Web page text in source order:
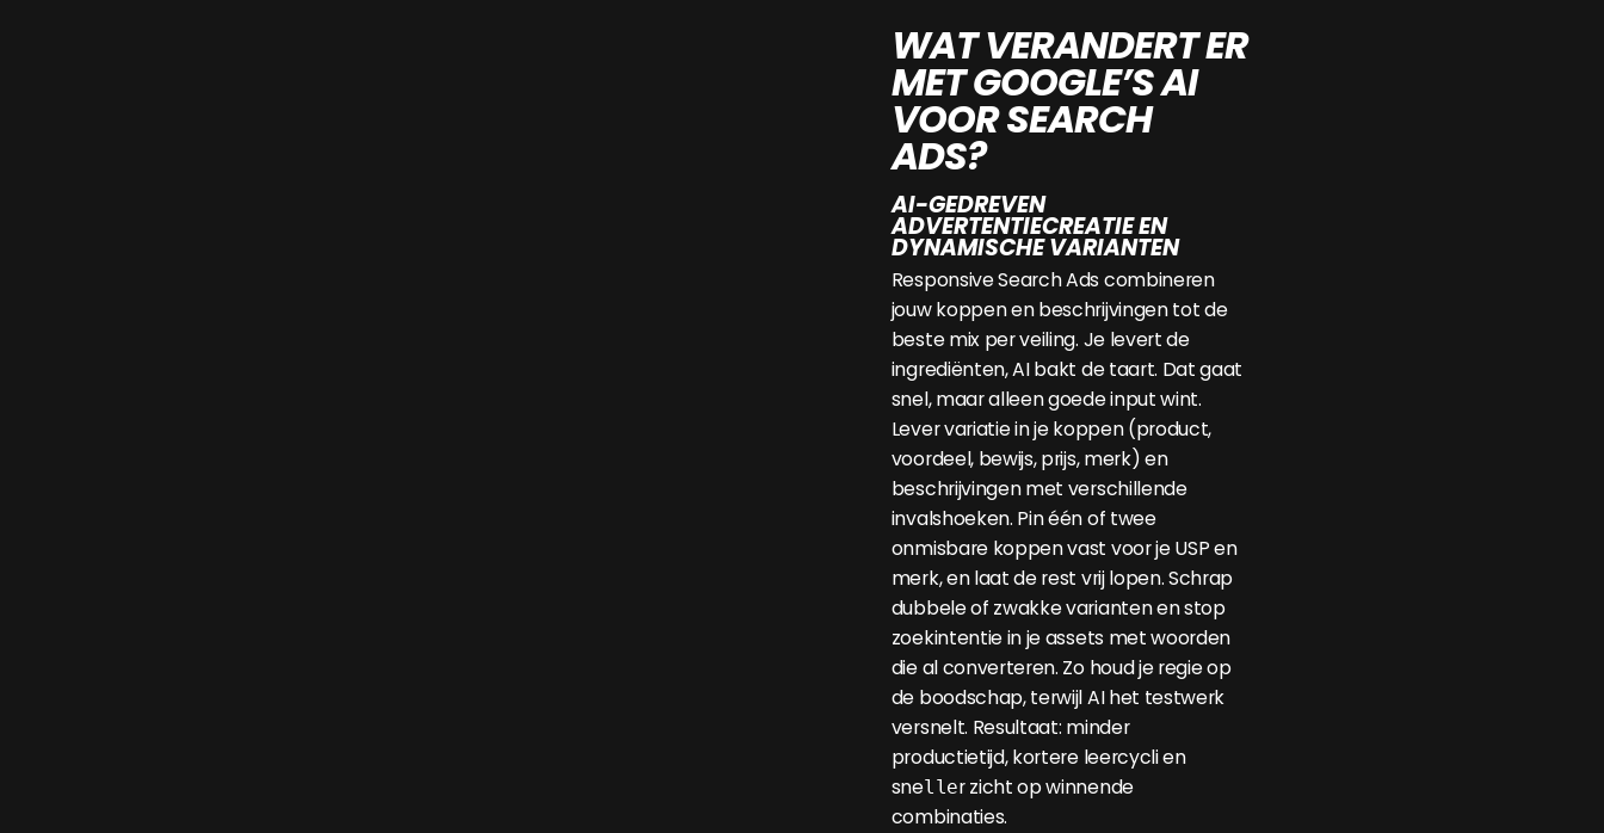
WAT VERANDERT ER
MET GOOGLE’S AI
VOOR SEARCH
ADS?
AI-GEDREVEN
ADVERTENTIECREATIE EN
DYNAMISCHE VARIANTEN
Responsive Search Ads combineren
jouw koppen en beschrijvingen tot de
beste mix per veiling. Je levert de
ingrediënten, AI bakt de taart. Dat gaat
snel, maar alleen goede input wint.
Lever variatie in je koppen (product,
voordeel, bewijs, prijs, merk) en
beschrijvingen met verschillende
invalshoeken. Pin één of twee
onmisbare koppen vast voor je USP en
merk, en laat de rest vrij lopen. Schrap
dubbele of zwakke varianten en stop
zoekintentie in je assets met woorden
die al converteren. Zo houd je regie op
de boodschap, terwijl AI het testwerk
versnelt. Resultaat: minder
productietijd, kortere leercycli en
sneller zicht op winnende
combinaties.